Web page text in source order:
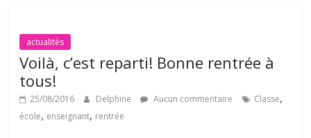
actualités
Voilà, c’est reparti! Bonne rentrée à
tous!
25/08/2016 Delphine Aucun commentaire Classe,
école, enseignant, rentrée